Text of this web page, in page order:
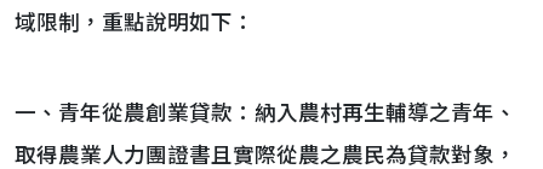
域限制，重點說明如下：
一、青年從農創業貸款：納入農村再生輔導之青年、
取得農業人力團證書且實際從農之農民為貸款對象，